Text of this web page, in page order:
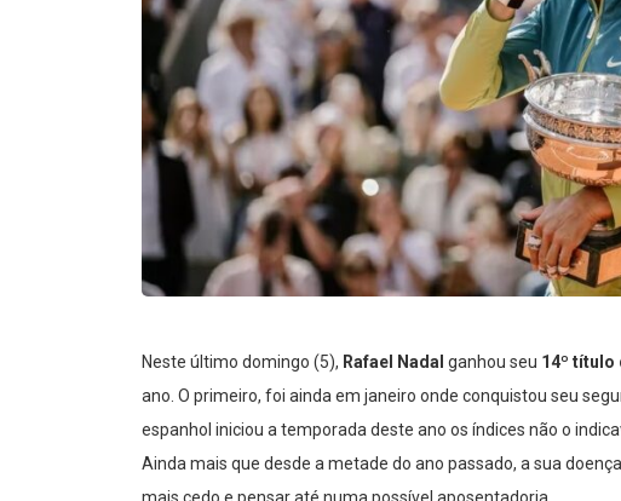
Neste último domingo (5), Rafael Nadal ganhou seu 14º título
ano. O primeiro, foi ainda em janeiro onde conquistou seu
espanhol iniciou a temporada deste ano os índices não o
Ainda mais que desde a metade do ano passado, a sua